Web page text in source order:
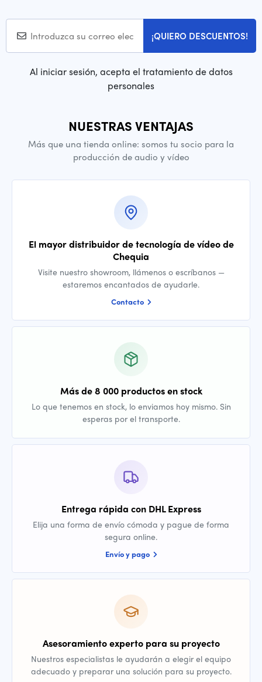
¡QUIERO DESCUENTOS!
Al iniciar sesión, acepta el tratamiento de datos
personales
NUESTRAS VENTAJAS
Más que una tienda online: somos tu socio para la
producción de audio y vídeo
El mayor distribuidor de tecnología de vídeo de
Chequia
Visite nuestro showroom, llámenos o escríbanos —
estaremos encantados de ayudarle.
Contacto
Más de 8 000 productos en stock
Lo que tenemos en stock, lo enviamos hoy mismo. Sin
esperas por el transporte.
Entrega rápida con DHL Express
Elija una forma de envío cómoda y pague de forma
segura online.
Envío y pago
Asesoramiento experto para su proyecto
Nuestros especialistas le ayudarán a elegir el equipo
adecuado y preparar una solución para su proyecto.